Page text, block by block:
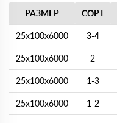
РАЗМЕР СОРТ
25х100х6000 3-4
25х100х6000 2
25х100х6000 1-3
25х100х6000 1-2